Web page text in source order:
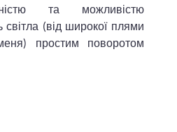
та можливістю
(від широкої плями
простим поворотом